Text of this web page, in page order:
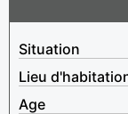
Situation
Lieu
Age